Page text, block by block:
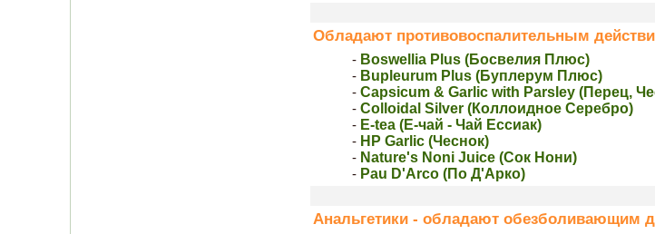
Обладают противовоспалительным
- Boswellia Plus (Босвелия Плюс)
- Bupleurum Plus (Буплерум Плюс)
- Capsicum & Garlic with Parsley (Перец,
- Colloidal Silver (Коллоидное Серебро)
- E-tea (Е-чай - Чай Ессиак)
- HP Garlic (Чеснoк)
- Nature's Noni Juice (Сoк Нони)
- Pau D'Arco (Пo Д'Арко)
Анальгетики - обладают обезболивающим